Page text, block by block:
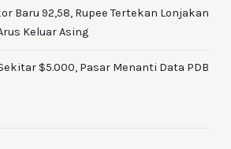
Baru 92,58, Rupee Tertekan Lonjakan
Keluar Asing
$5.000, Pasar Menanti Data PDB